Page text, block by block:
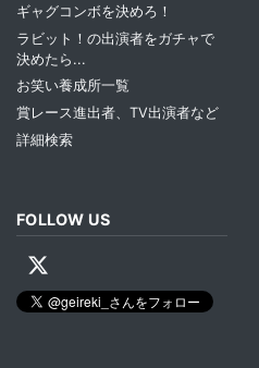
ギャグコンボを決めろ！
ラビット！の出演者をガチャで
決めたら...
お笑い養成所一覧
賞レース進出者、TV出演者など
詳細検索
FOLLOW US